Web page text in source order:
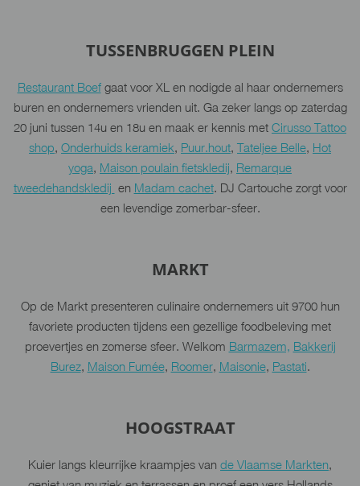
TUSSENBRUGGEN PLEIN
Restaurant Boefgaat voor XL en nodigde al haar ondernemers
buren en ondernemers vrienden uit. Ga zeker langs op zaterdag
20 juni tussen 14u en 18u en maak er kennis met Cirusso Tattoo
shop, Onderhuids keramiek, Puur.hout, Tateljee Belle, Hot
yoga, Maison poulain fietskledij, Remarque
tweedehandskledij en Madam cachet. DJ Cartouche zorgt voor
een levendige zomerbar-sfeer.
MARKT
Op de Markt presenteren culinaire ondernemers uit 9700 hun
favoriete producten tijdens een gezellige foodbeleving met
proevertjes en zomerse sfeer. Welkom Barmazem, Bakkerij
Burez, Maison Fumée, Roomer, Maisonie, Pastati.
HOOGSTRAAT
Kuier langs kleurrijke kraampjes van de Vlaamse Markten,